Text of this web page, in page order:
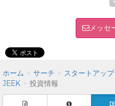
メッセ
ホーム サーチ スタートアッ
JEEK
投資情報